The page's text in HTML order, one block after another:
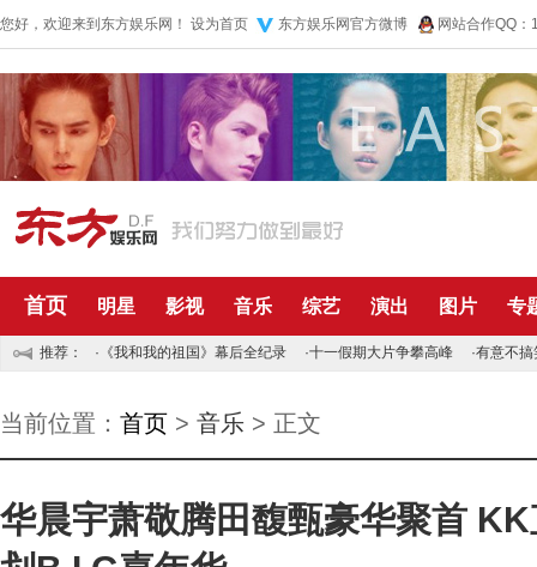
您好，欢迎来到东方娱乐网！ 设为首页 东方娱乐网官方微博 网站合作QQ
首页 明星 影视 音乐 综艺 演出 图片 专
推荐： · 《我和我的祖国》幕后全纪录 ·十一假期大片争攀高峰 ·有意不搞
当前位置： 首页 > 音乐 > 正文
华晨宇萧敬腾田馥甄豪华聚首